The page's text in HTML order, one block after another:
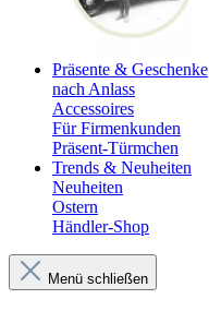
Präsente & Geschenke
nach Anlass
Accessoires
Für Firmenkunden
Präsent-Türmchen
Trends & Neuheiten
Neuheiten
Ostern
Händler-Shop
Menü schließen